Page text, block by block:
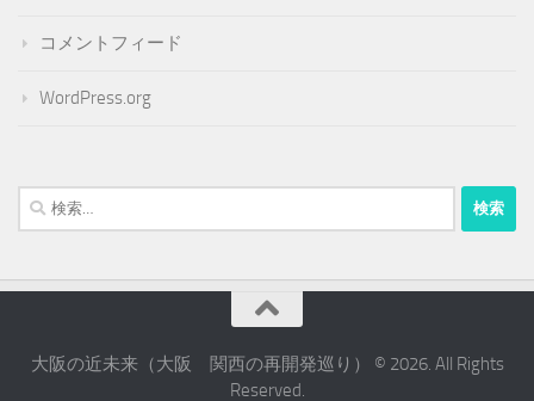
コメントフィード
WordPress.org
検
索:
大阪の近未来（大阪 関西の再開発巡り） © 2026. All Rights
Reserved.